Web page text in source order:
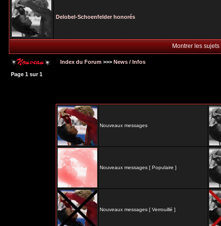
Delobel-Schoenfelder honorés
Montrer les
Index du Forum >>> News / Infos
Page 1 sur1
Nouveaux messages
Nouveaux messages [ Populaire ]
Nouveaux messages [ Verrouillé ]